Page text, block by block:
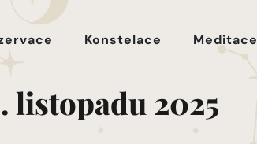
Konstelace Meditace
listopadu 2025